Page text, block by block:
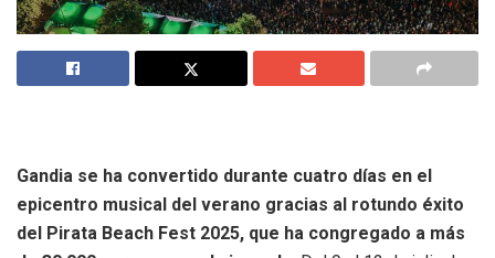
Gandia se ha convertido durante cuatro días en el
epicentro musical del verano gracias al rotundo éxito
del Pirata Beach Fest 2025, que ha congregado a más